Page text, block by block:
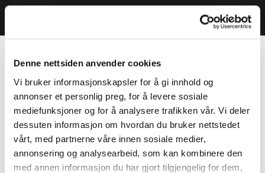
Denne nettsiden anvender cookies
Vi bruker informasjonskapsler for å gi innhold og
annonser et personlig preg, for å levere sosiale
mediefunksjoner og for å analysere trafikken vår. Vi deler
dessuten informasjon om hvordan du bruker nettstedet
vårt, med partnerne våre innen sosiale medier,
annonsering og analysearbeid, som kan kombinere den
med annen informasjon du har gjort tilgjengelig for dem,